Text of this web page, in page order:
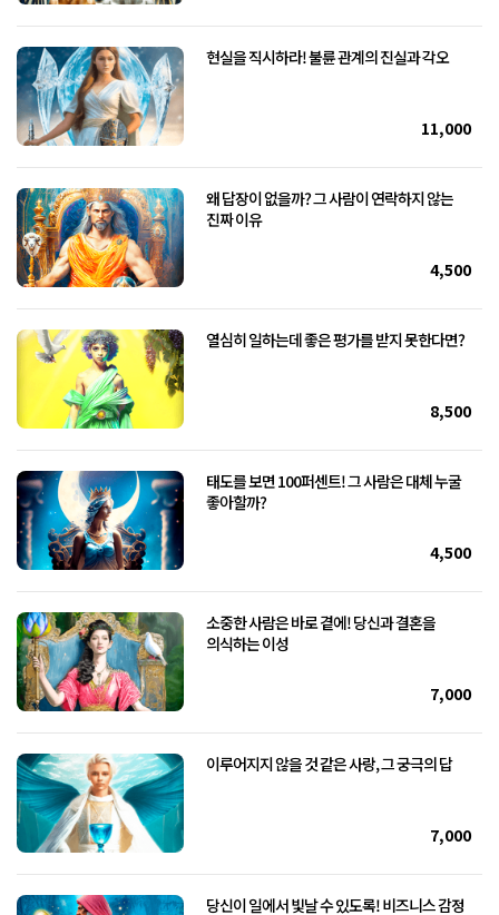
현실을 직시하라! 불륜 관계의 진실과 각오
11,000
왜 답장이 없을까? 그 사람이 연락하지 않는
진짜 이유
4,500
열심히 일하는데 좋은 평가를 받지 못한다면?
8,500
태도를 보면 100퍼센트! 그 사람은 대체 누굴
좋아할까?
4,500
소중한 사람은 바로 곁에! 당신과 결혼을
의식하는 이성
7,000
이루어지지 않을 것 같은 사랑, 그 궁극의 답
7,000
당신이 일에서 빛날 수 있도록! 비즈니스 감정